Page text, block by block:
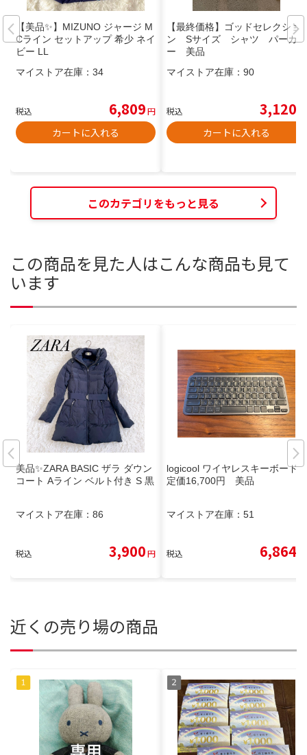
【美品✨】MIZUNO ジャージ M
Cライン セットアップ 希少 ネイ
ビー LL
マイストア在庫： 34
税込 6,809円
カートに入れる
【最終価格】ゴッドセレクショ
ン Sサイズ シャツ パーカ
ー 美品
マイストア在庫： 90
税込 3,120
カートに入れる
このカテゴリをもっと見る
この商品を見た人はこんな商品も見て
います
美品✨️ZARA BASIC ザラ ダウン
コート Aライン ベルト付き S 黒
マイストア在庫： 86
税込 3,900円
logicool ワイヤレスキーボード
定価16,700円 美品
マイストア在庫： 51
税込 6,864
近くの売り場の商品